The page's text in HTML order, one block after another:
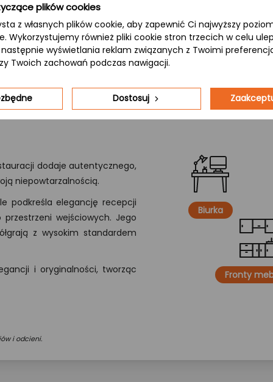
dodaje autentycznego,
niepowtarzalnością.
podkreśla elegancję recepcji
wejściowych. Jego
z wysokim standardem
i oryginalności, tworząc
Biurka
Fronty
i odcieni.
plików cookies
z własnych plików cookie, aby zapewnić Ci najwyższy
Wykorzystujemy również pliki cookie stron trzecich w celu
następnie wyświetlania reklam związanych z Twoimi
Twoich zachowań podczas nawigacji.
Dostosuj